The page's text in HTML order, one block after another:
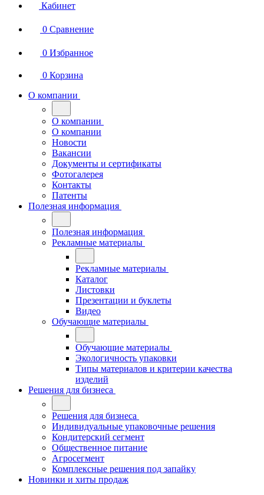
Кабинет
0 Сравнение
0 Избранное
0 Корзина
О компании
О компании
О компании
Новости
Вакансии
Документы и сертификаты
Фотогалерея
Контакты
Патенты
Полезная информация
Полезная информация
Рекламные материалы
Рекламные материалы
Каталог
Листовки
Презентации и буклеты
Видео
Обучающие материалы
Обучающие материалы
Экологичность упаковки
Типы материалов и критерии качества
изделий
Решения для бизнеса
Решения для бизнеса
Индивидуальные упаковочные решения
Кондитерский сегмент
Общественное питание
Агросегмент
Комплексные решения под запайку
Новинки и хиты продаж